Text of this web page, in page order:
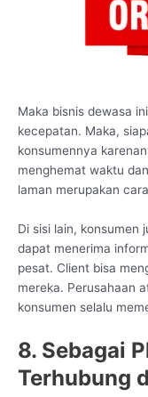
Maka bisnis dewasa
kecepatan. Maka,
konsumennya
menghemat waktu
laman merupakan
Di sisi lain, konsumen
dapat menerima
pesat. Client bisa
mereka. Perusahaan
konsumen selalu
8. Sebagai
Terhubung